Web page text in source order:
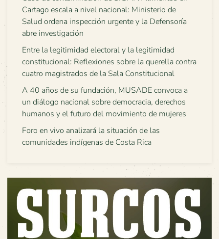
Cartago escala a nivel nacional: Ministerio de
Salud ordena inspección urgente y la Defensoría
abre investigación
Entre la legitimidad electoral y la legitimidad
constitucional: Reflexiones sobre la querella contra
cuatro magistrados de la Sala Constitucional
A 40 años de su fundación, MUSADE convoca a
un diálogo nacional sobre democracia, derechos
humanos y el futuro del movimiento de mujeres
Foro en vivo analizará la situación de las
comunidades indígenas de Costa Rica